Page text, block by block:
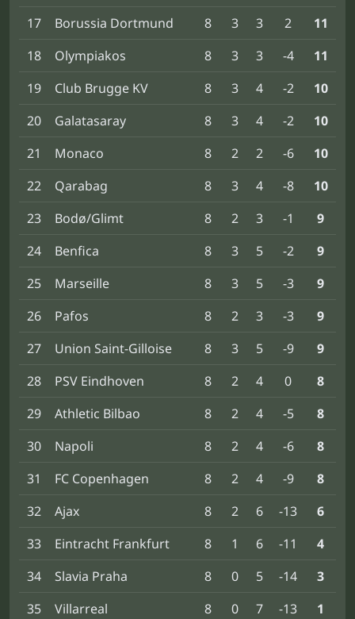
17
Borussia Dortmund 8 3 3 2
11
18
Olympiakos 8 3 3 -4
11
19
Club Brugge KV 8 3 4 -2
10
20
Galatasaray 8 3 4 -2
10
21
Monaco 8 2 2 -6
10
22
Qarabag 8 3 4 -8
10
23
Bodø/Glimt 8 2 3 -1
9
24
Benfica 8 3 5 -2
9
25
Marseille 8 3 5 -3
9
26
Pafos 8 2 3 -3
9
27
Union Saint-Gilloise 8 3 5 -9
9
28
PSV Eindhoven 8 2 4 0
8
29
Athletic Bilbao 8 2 4 -5
8
30
Napoli 8 2 4 -6
8
31
FC Copenhagen 8 2 4 -9
8
32
Ajax 8 2 6 -13
6
33
Eintracht Frankfurt 8 1 6 -11
4
34
Slavia Praha 8 0 5 -14
3
35
Villarreal 8 0 7 -13 1